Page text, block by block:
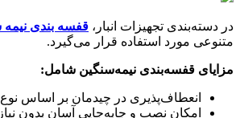
در دسته‌بندی تجهیزات انبار، قفسه‌ بندی نیمه‌
متنوعی مورد استفاده قرار می‌گیرد.
مزایای قفسه‌بندی نیمه‌سنگین شامل:
انعطاف‌پذیری در چیدمان بر اساس نوع و
امکان نصب و جابه‌جایی آسان بدون